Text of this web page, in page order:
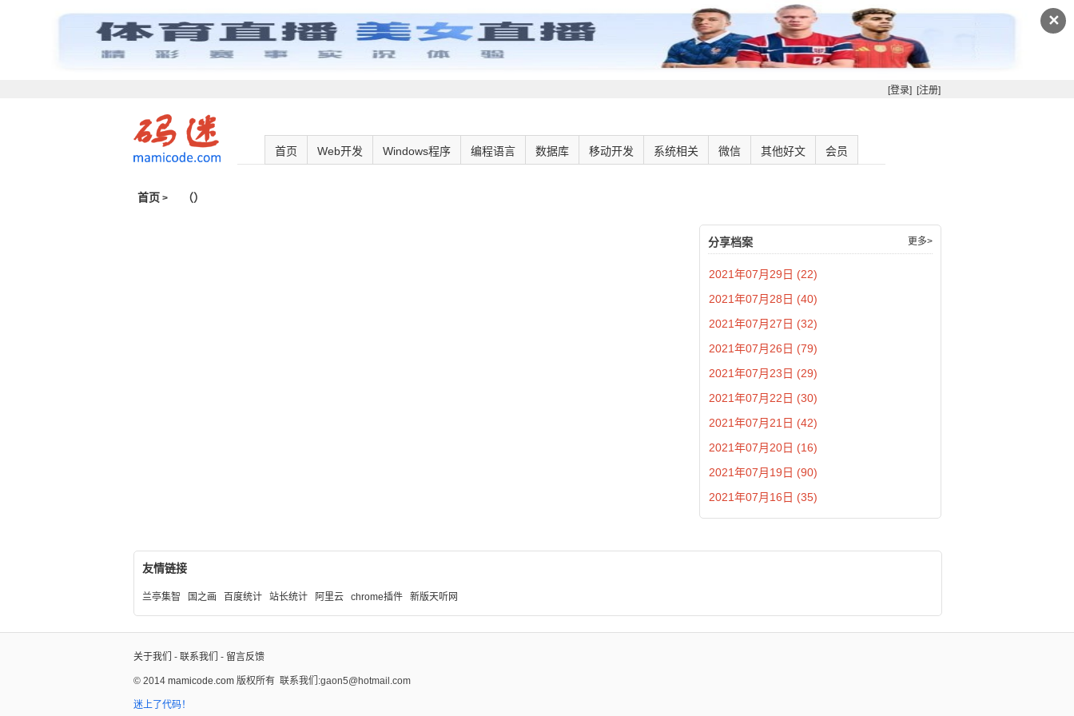
✕
[登录] [注册]
首页 Web开发 Windows程序 编程语言 数据库 移动开发 系统相关 微信 其他好文 会员
首页 > （）
分享档案 更多>
2021年07月29日 (22)
2021年07月28日 (40)
2021年07月27日 (32)
2021年07月26日 (79)
2021年07月23日 (29)
2021年07月22日 (30)
2021年07月21日 (42)
2021年07月20日 (16)
2021年07月19日 (90)
2021年07月16日 (35)
友情链接
兰亭集智 国之画 百度统计 站长统计 阿里云 chrome插件 新版天听网
关于我们 - 联系我们 - 留言反馈
© 2014 mamicode.com 版权所有 联系我们:gaon5@hotmail.com
迷上了代码！